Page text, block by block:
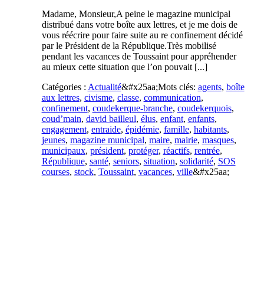
Madame, Monsieur,A peine le magazine municipal
distribué dans votre boîte aux lettres, et je me dois de
vous réécrire pour faire suite au re confinement décidé
par le Président de la République.Très mobilisé
pendant les vacances de Toussaint pour appréhender
au mieux cette situation que l’on pouvait [...]
Catégories : Actualité&#x25aa;Mots clés: agents, boîte
aux lettres, civisme, classe, communication,
confinement, coudekerque-branche, coudekerquois,
coud’main, david bailleul, élus, enfant, enfants,
engagement, entraide, épidémie, famille, habitants,
jeunes, magazine municipal, maire, mairie, masques,
municipaux, président, protéger, réactifs, rentrée,
République, santé, seniors, situation, solidarité, SOS
courses, stock, Toussaint, vacances, ville&#x25aa;